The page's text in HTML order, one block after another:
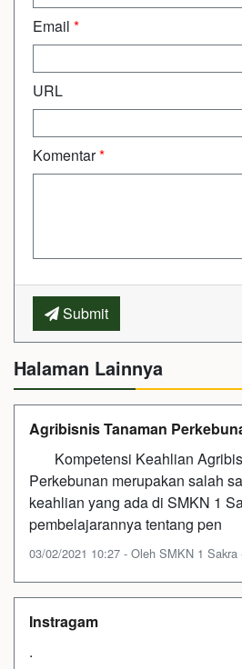
Email *
URL
Komentar*
Submit
Halaman Lainnya
Agribisnis Tanaman
Kompetensi Keahlian
Perkebunan merupakan salah
keahlian yang ada di SMKN 1
pembelajarannya tentang pen
03/02/2021 10:27 - Oleh SMKN 1 Sakra
Instragam
.